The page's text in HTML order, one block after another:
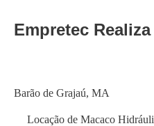
Empretec Realiza
Locação de Macaco
Category
Barão de Grajaú, MA